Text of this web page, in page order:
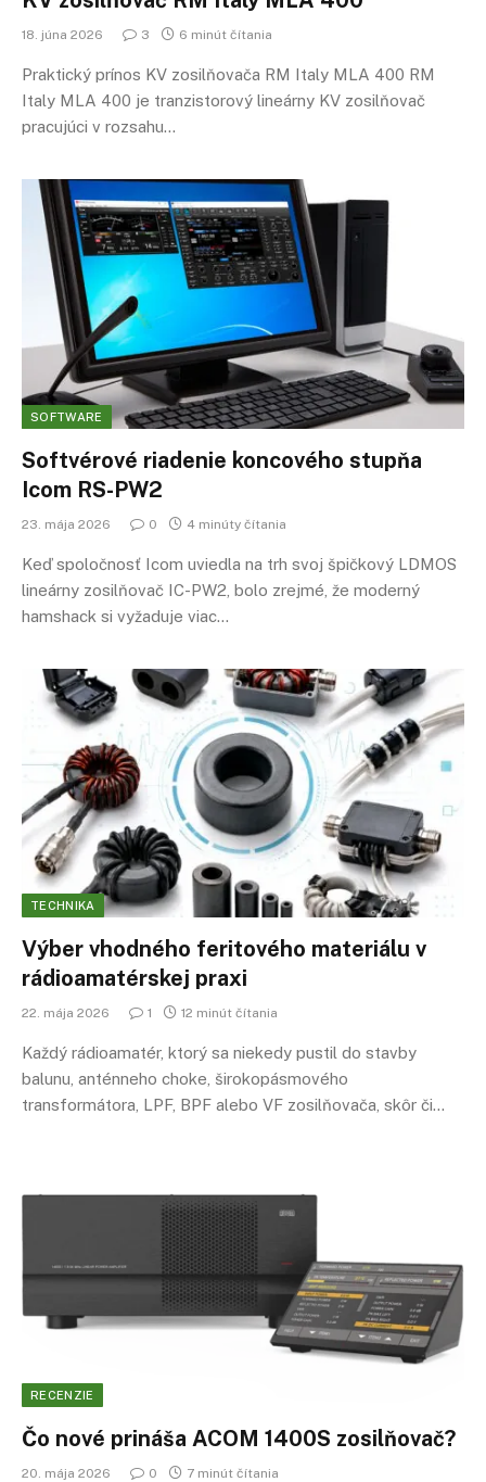
18. júna 2026 3 6 minút čítania
Praktický prínos KV zosilňovača RM Italy MLA 400 RM
Italy MLA 400 je tranzistorový lineárny KV zosilňovač
pracujúci v rozsahu…
SOFTWARE
Softvérové riadenie koncového stupňa
Icom RS-PW2
23. mája 2026 0 4 minúty čítania
Keď spoločnosť Icom uviedla na trh svoj špičkový LDMOS
lineárny zosilňovač IC-PW2, bolo zrejmé, že moderný
hamshack si vyžaduje viac…
TECHNIKA
Výber vhodného feritového materiálu v
rádioamatérskej praxi
22. mája 2026 1 12 minút čítania
Každý rádioamatér, ktorý sa niekedy pustil do stavby
balunu, anténneho choke, širokopásmového
transformátora, LPF, BPF alebo VF zosilňovača, skôr či…
RECENZIE
Čo nové prináša ACOM 1400S zosilňovač?
20. mája 2026 0 7 minút čítania